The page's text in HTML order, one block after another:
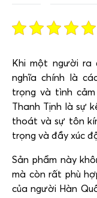
Khi một người ra
nghĩa chính là
trọng và tình
Thanh Tịnh là sự
thoát và sự tôn
trọng và đầy xúc
Sản phẩm này
mà còn rất phù
của người Hàn